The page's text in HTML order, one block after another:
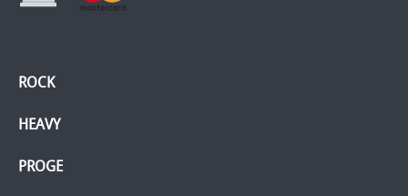
ROCK
HEAVY
PROGE